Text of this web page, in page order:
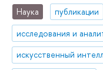
Наука
публикации
исследования и
искусственный